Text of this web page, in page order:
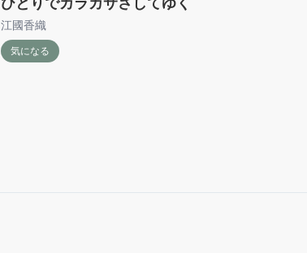
江國香織
気になる